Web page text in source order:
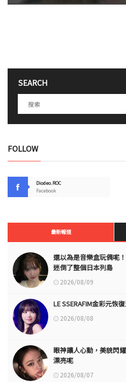
SEARCH
FOLLOW
Diodeo.ROC
Facebook
最新報道
還以為是音樂盒玩偶呢
迷倒了整個日本列島
2026/08/09
LE SSERAFIM金彩元恢
2026/08/08
眼神讓人心動，美貌閃
漂亮呢
2026/08/07